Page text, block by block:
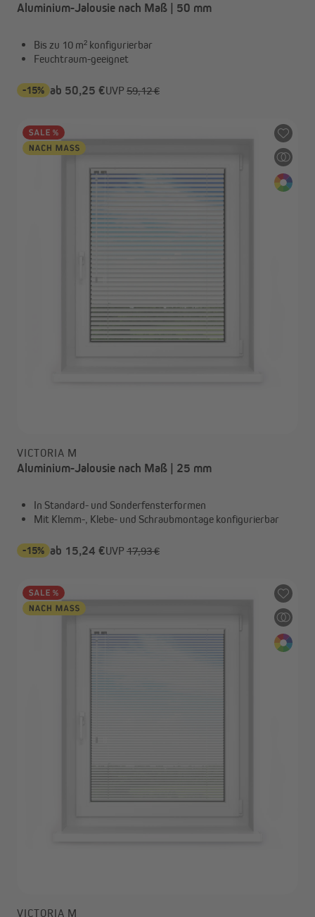
Aluminium-Jalousie nach Maß | 50 mm
Bis zu 10 m² konfigurierbar
Feuchtraum-geeignet
-15% ab 50,25 €UVP 59,12 €
VICTORIA M
Aluminium-Jalousie nach Maß | 25 mm
In Standard- und Sonderfensterformen
Mit Klemm-, Klebe- und Schraubmontage konfigurierbar
-15% ab 15,24 €UVP 17,93 €
VICTORIA M